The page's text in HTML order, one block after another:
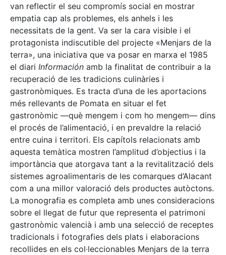
van reflectir el seu compromís social en mostrar
empatia cap als problemes, els anhels i les
necessitats de la gent. Va ser la cara visible i el
protagonista indiscutible del projecte «Menjars de la
terra», una iniciativa que va posar en marxa el 1985
el diari Información amb la finalitat de contribuir a la
recuperació de les tradicions culinàries i
gastronòmiques. Es tracta d’una de les aportacions
més rellevants de Pomata en situar el fet
gastronòmic —què mengem i com ho mengem— dins
el procés de l’alimentació, i en prevaldre la relació
entre cuina i territori. Els capítols relacionats amb
aquesta temàtica mostren l’amplitud d’objectius i la
importància que atorgava tant a la revitalització dels
sistemes agroalimentaris de les comarques d’Alacant
com a una millor valoració dels productes autòctons.
La monografia es completa amb unes consideracions
sobre el llegat de futur que representa el patrimoni
gastronòmic valencià i amb una selecció de receptes
tradicionals i fotografies dels plats i elaboracions
recollides en els col·leccionables Menjars de la terra